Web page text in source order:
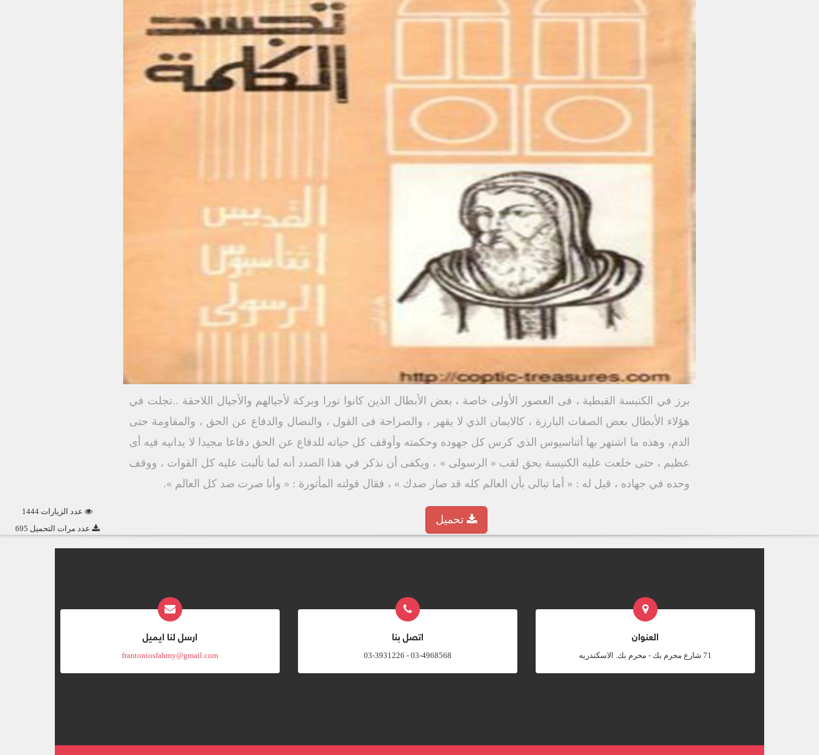
برز في الكنيسة القبطية ، فى العصور الأولى خاصة ، بعض الأبطال الذين كانوا نورا وبركة لأجيالهم والأجيال اللاحقة ..تجلت في
هؤلاء الأبطال بعض الصفات البارزة ، كالايمان الذي لا يقهر ، والصراحة فى القول ، والنضال والدفاع عن الحق ، والمقاومة حتى
الدم، وهذه ما اشتهر بها أثناسيوس الذي كرس كل جهوده وحكمته وأوقف كل حياته للدفاع عن الحق دفاعا مجيدا لا يدانيه فيه أى
عظيم ، حتى خلعت عليه الكنيسة بحق لقب « الرسولى » ، ويكفى أن نذكر في هذا الصدد أنه لما تألبت عليه كل القوات ، ووقف
وحده في جهاده ، قيل له : « أما تبالى بأن العالم كله قد صار ضدك » ، فقال قولته المأثورة : « وأنا صرت ضد كل العالم ».
عدد الزيارات 1444
عدد مرات التحميل 695
تحميل
العنوان
‎71 شارع محرم بك - محرم بك. الاسكندريه
اتصل بنا
03-4968568 - 03-3931226
ارسل لنا ايميل
frantoniosfahmy@gmail.com